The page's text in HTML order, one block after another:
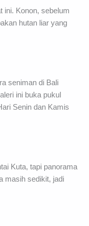
ini. Konon, sebelum
hutan liar yang
seniman di Bali
ini buka pukul
Senin dan Kamis
Kuta, tapi panorama
masih sedikit, jadi